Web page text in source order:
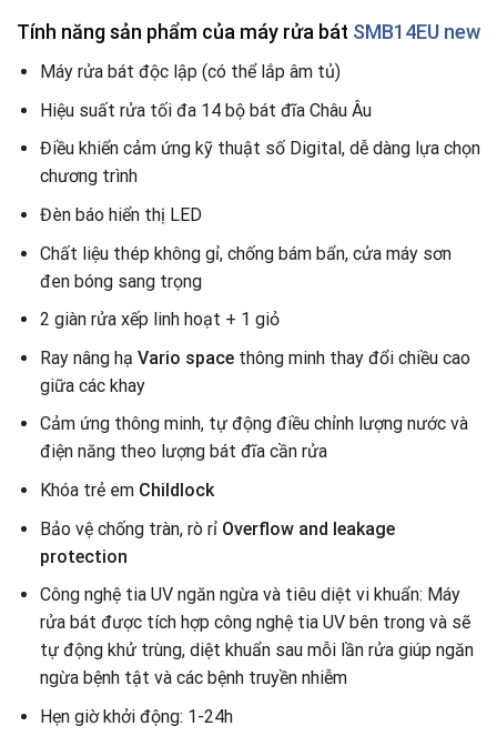
Tính năng sản phẩm của máy rửa bát SMB14EU new
Máy rửa bát độc lập (có thể lắp âm tủ)
Hiệu suất rửa tối đa 14 bộ bát đĩa Châu Âu
Điều khiển cảm ứng kỹ thuật số Digital, dễ dàng lựa chọn
chương trình
Đèn báo hiển thị LED
Chất liệu thép không gỉ, chống bám bẩn, cửa máy sơn
đen bóng sang trọng
2 giàn rửa xếp linh hoạt + 1 giỏ
Ray nâng hạ Vario spacethông minh thay đổi chiều cao
giữa các khay
Cảm ứng thông minh, tự động điều chỉnh lượng nước và
điện năng theo lượng bát đĩa cần rửa
Khóa trẻ em Childlock
Bảo vệ chống tràn, rò rỉ Overflow and leakage
protection
Công nghệ tia UV ngăn ngừa và tiêu diệt vi khuẩn: Máy
rửa bát được tích hợp công nghệ tia UV bên trong và sẽ
tự động khử trùng, diệt khuẩn sau mỗi lần rửa giúp ngăn
ngừa bệnh tật và các bệnh truyền nhiễm
Hẹn giờ khởi động: 1-24h